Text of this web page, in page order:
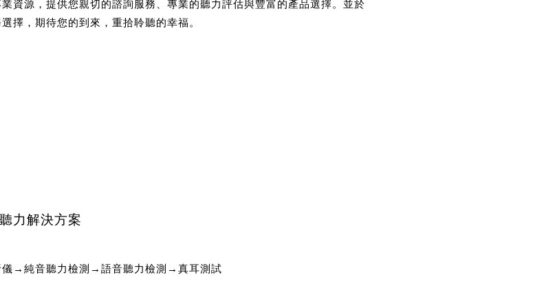
資源，提供您親切的諮詢服務、專業的聽力評估與豐富的產品選擇。並於
擇，期待您的到來，重拾聆聽的幸福。
力解決方案
→純音聽力檢測→語音聽力檢測→真耳測試